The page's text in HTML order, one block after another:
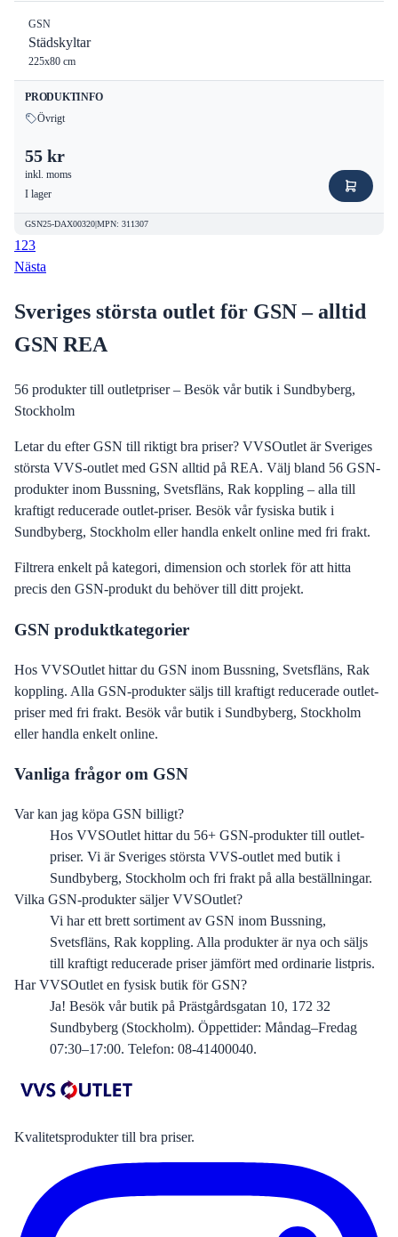
GSN
Städskyltar
225x80 cm
PRODUKTINFO
Övrigt
55 kr
inkl. moms
I lager
GSN25-DAX00320|MPN: 311307
1 23
Nästa
Sveriges största outlet för GSN – alltid
GSN REA
56 produkter till outletpriser – Besök vår butik i Sundbyberg,
Stockholm
Letar du efter GSN till riktigt bra priser? VVSOutlet är Sveriges
största VVS-outlet med GSN alltid på REA. Välj bland 56 GSN-
produkter inom Bussning, Svetsfläns, Rak koppling – alla till
kraftigt reducerade outlet-priser. Besök vår fysiska butik i
Sundbyberg, Stockholm eller handla enkelt online med fri frakt.
Filtrera enkelt på kategori, dimension och storlek för att hitta
precis den GSN-produkt du behöver till ditt projekt.
GSN produktkategorier
Hos VVSOutlet hittar du GSN inom Bussning, Svetsfläns, Rak
koppling. Alla GSN-produkter säljs till kraftigt reducerade outlet-
priser med fri frakt. Besök vår butik i Sundbyberg, Stockholm
eller handla enkelt online.
Vanliga frågor om GSN
Var kan jag köpa GSN billigt?
Hos VVSOutlet hittar du 56+ GSN-produkter till outlet-
priser. Vi är Sveriges största VVS-outlet med butik i
Sundbyberg, Stockholm och fri frakt på alla beställningar.
Vilka GSN-produkter säljer VVSOutlet?
Vi har ett brett sortiment av GSN inom Bussning,
Svetsfläns, Rak koppling. Alla produkter är nya och säljs
till kraftigt reducerade priser jämfört med ordinarie listpris.
Har VVSOutlet en fysisk butik för GSN?
Ja! Besök vår butik på Prästgårdsgatan 10, 172 32
Sundbyberg (Stockholm). Öppettider: Måndag–Fredag
07:30–17:00. Telefon: 08-41400040.
Kvalitetsprodukter till bra priser.